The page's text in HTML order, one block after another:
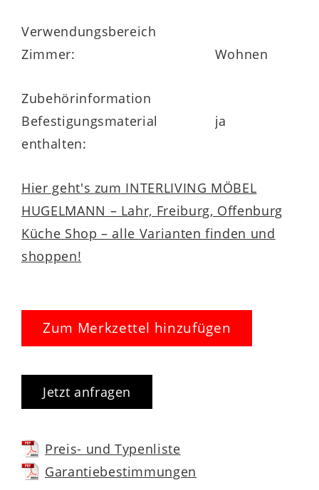
Verwendungsbereich
Zimmer:
Wohnen
Zubehörinformation
Befestigungsmaterial
enthalten:
ja
Hier geht's zum INTERLIVING MÖBEL
HUGELMANN – Lahr, Freiburg, Offenburg
Küche Shop – alle Varianten finden und
shoppen!
Zum Merkzettel hinzufügen
Jetzt anfragen
Preis- und Typenliste
Garantiebestimmungen